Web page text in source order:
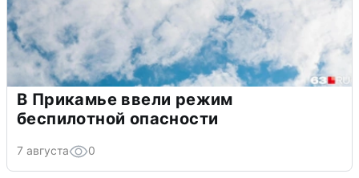
В Прикамье ввели режим
беспилотной опасности
7 августа 0